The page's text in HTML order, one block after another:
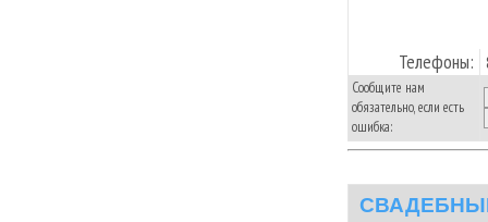
Телефоны:
Сообщите нам
обязательно, если есть
ошибка: